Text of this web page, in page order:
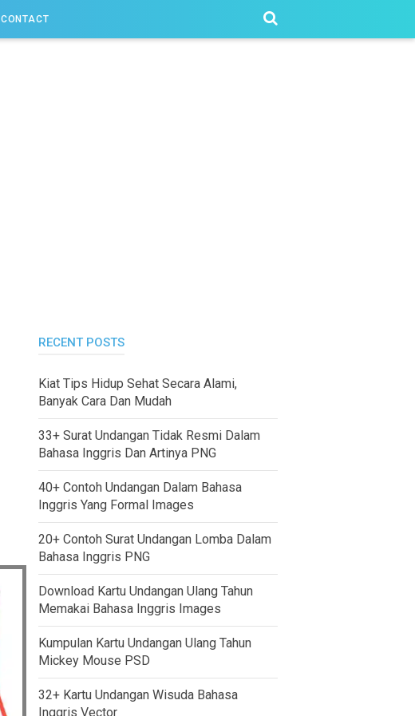
CONTACT
RECENT POSTS
Kiat Tips Hidup Sehat Secara Alami,
Banyak Cara Dan Mudah
33+ Surat Undangan Tidak Resmi Dalam
Bahasa Inggris Dan Artinya PNG
40+ Contoh Undangan Dalam Bahasa
Inggris Yang Formal Images
20+ Contoh Surat Undangan Lomba Dalam
Bahasa Inggris PNG
Download Kartu Undangan Ulang Tahun
Memakai Bahasa Inggris Images
Kumpulan Kartu Undangan Ulang Tahun
Mickey Mouse PSD
32+ Kartu Undangan Wisuda Bahasa
Inggris Vector